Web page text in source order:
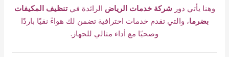
وهنا يأتي دور شركة خدمات الرياض الرائدة فيتنظيف المكيفات
بضرما، والتي تقدم خدمات احترافية تضمن لك هواءً نقيًا باردًا
وصحيًا مع أداء مثالي للجهاز.